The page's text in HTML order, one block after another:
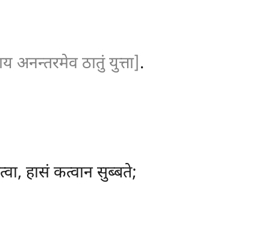
अनन्तरमेव ठातुं युत्ता].
हासं कत्वान सुब्बते;